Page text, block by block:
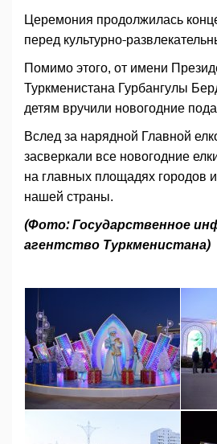
Церемония продолжилась
перед культурно-
Помимо этого, от имени
Туркменистана Гурбангулы
детям вручили новогодние
Вслед за нарядной Главной
засверкали все новогодние
на главных площадях городов
нашей страны.
(Фото: Государственное
агентство Туркменистана)